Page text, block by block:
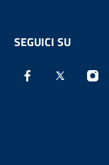
SEGUICI SU